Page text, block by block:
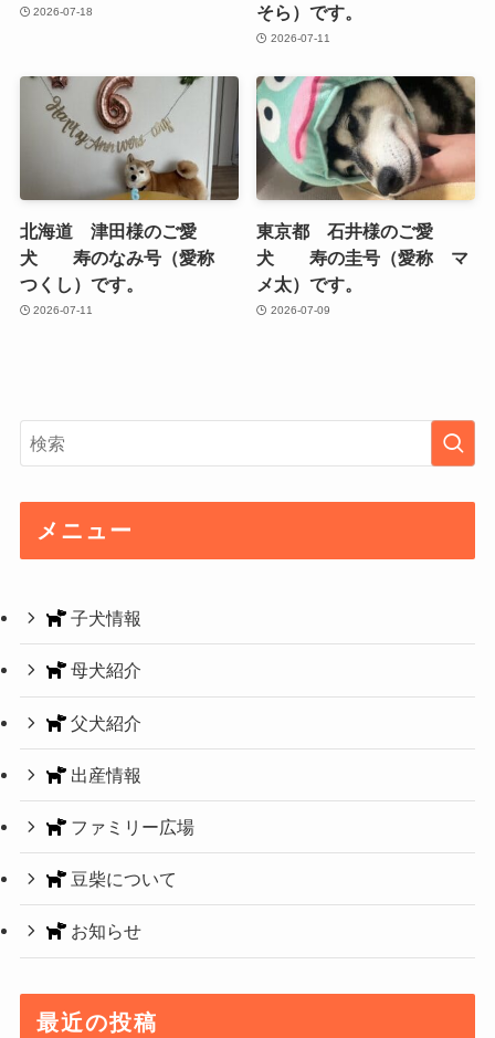
2026-07-18 そら）です。
2026-07-11
北海道 津田様のご愛
犬 寿のなみ号（愛称
つくし）です。
2026-07-11
東京都 石井様のご愛
犬 寿の圭号（愛称 マ
メ太）です。
2026-07-09
メニュー
子犬情報
母犬紹介
父犬紹介
出産情報
ファミリー広場
豆柴について
お知らせ
最近の投稿